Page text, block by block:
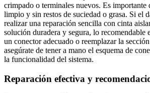
crimpado o terminales nuevos. Es importante
limpio y sin restos de suciedad o grasa. Si el
realizar una reparación sencilla con cinta
solución duradera y segura, lo recomendable
un conector adecuado o reemplazar la
asegúrate de tener a mano el esquema de
la funcionalidad del sistema.
Reparación efectiva y